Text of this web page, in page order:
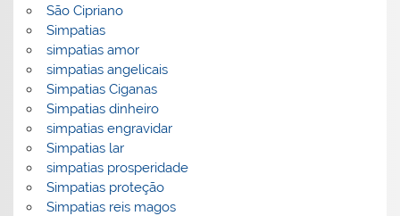
São Cipriano
Simpatias
simpatias amor
simpatias angelicais
Simpatias Ciganas
Simpatias dinheiro
simpatias engravidar
Simpatias lar
simpatias prosperidade
Simpatias proteção
Simpatias reis magos